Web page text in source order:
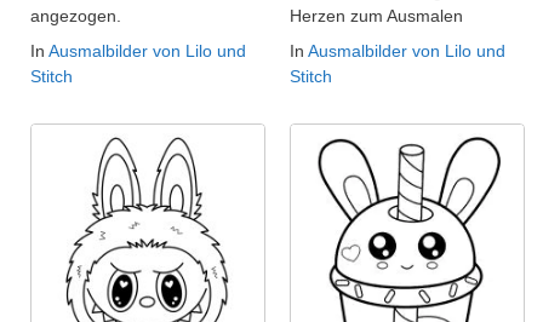
angezogen.
In Ausmalbilder von Lilo und
Stitch
Herzen zum Ausmalen
In Ausmalbilder von Lilo und
Stitch